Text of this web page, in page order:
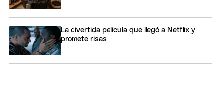
La divertida película que llegó a Netflix y
promete risas